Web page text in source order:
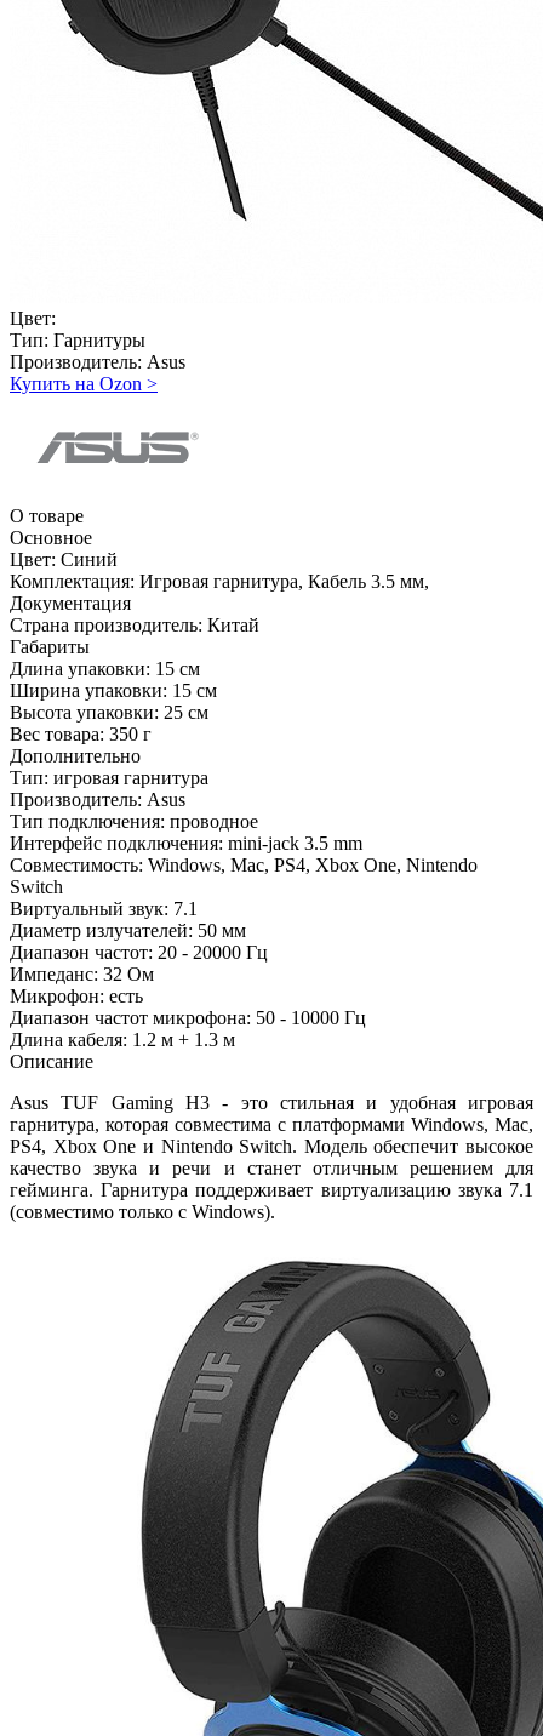
Цвет:
Тип: Гарнитуры
Производитель: Asus
Купить на Ozon >
О товаре
Основное
Цвет: Синий
Комплектация: Игровая гарнитура, Кабель 3.5 мм,
Документация
Страна производитель: Китай
Габариты
Длина упаковки: 15 см
Ширина упаковки: 15 см
Высота упаковки: 25 см
Вес товара: 350 г
Дополнительно
Тип: игровая гарнитура
Производитель: Asus
Тип подключения: проводное
Интерфейс подключения: mini-jack 3.5 mm
Совместимость: Windows, Mac, PS4, Xbox One, Nintendo
Switch
Виртуальный звук: 7.1
Диаметр излучателей: 50 мм
Диапазон частот: 20 - 20000 Гц
Импеданс: 32 Ом
Микрофон: есть
Диапазон частот микрофона: 50 - 10000 Гц
Длина кабеля: 1.2 м + 1.3 м
Описание
Asus TUF Gaming H3 - это стильная и удобная игровая
гарнитура, которая совместима с платформами Windows, Mac,
PS4, Xbox One и Nintendo Switch. Модель обеспечит высокое
качество звука и речи и станет отличным решением для
гейминга. Гарнитура поддерживает виртуализацию звука 7.1
(совместимо только с Windows).